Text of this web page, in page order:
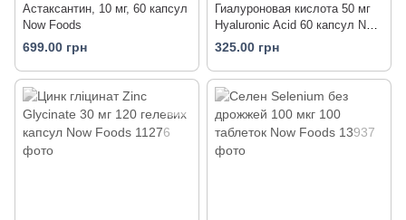
Астаксантин, 10 мг, 60 капсул
Now Foods
699.00 грн
Гиалуроновая кислота 50 мг
Hyaluronic Acid 60 капсул Now
Foods
325.00 грн